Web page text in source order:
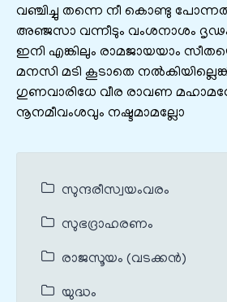
വഞ്ചിച്ചു തന്നെ നീ കൊണ്ടു
അഞ്ജസാ വന്നീടും വംശനാശം
ഇനി എങ്കിലും രാമജായയാം
മനസി മടി കൂടാതെ
ഗുണവാരിധേ വീര രാവണ
നൂനമീവംശവും നഷ്ടമാമല്ലോ
സുന്ദരീസ്വയംവരം
സുഭദ്രാഹരണം
രാജസൂയം (വടക്കൻ)
യുദ്ധം